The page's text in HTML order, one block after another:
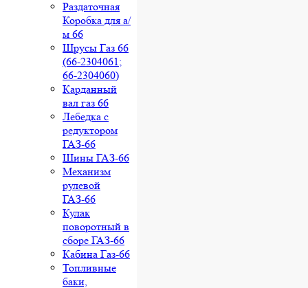
Раздаточная
Коробка для а/
м 66
Шрусы Газ 66
(66-2304061;
66-2304060)
Карданный
вал газ 66
Лебедка с
редуктором
ГАЗ-66
Шины ГАЗ-66
Механизм
рулевой
ГАЗ-66
Кулак
поворотный в
сборе ГАЗ-66
Кабина Газ-66
Топливные
баки,